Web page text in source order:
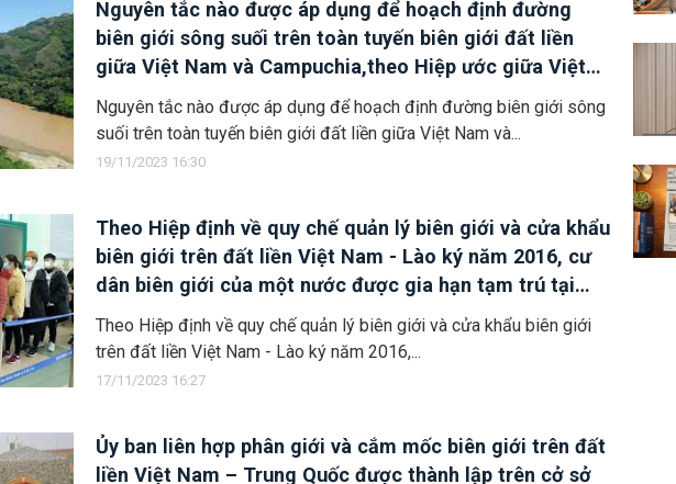
Nguyên tắc nào được áp dụng để hoạch định đường
biên giới sông suối trên toàn tuyến biên giới đất liền
giữa Việt Nam và Campuchia,theo Hiệp ước giữa Việt
Nam và Campuchia bổ sung Hiệp ước hoạch định biên
giới quốc gia năm 1985 ký năm 2005?
Nguyên tắc nào được áp dụng để hoạch định đường biên giới sông
suối trên toàn tuyến biên giới đất liền giữa Việt Nam và...
19/11/2023 16:30
Theo Hiệp định về quy chế quản lý biên giới và cửa khẩu
biên giới trên đất liền Việt Nam - Lào ký năm 2016, cư
dân biên giới của một nước được gia hạn tạm trú tại
khu vực biên giới của nước kia bao nhiêu lần và trong
thời gian bao lâu?
Theo Hiệp định về quy chế quản lý biên giới và cửa khẩu biên giới
trên đất liền Việt Nam - Lào ký năm 2016,...
17/11/2023 16:27
Ủy ban liên hợp phân giới và cắm mốc biên giới trên đất
liền Việt Nam – Trung Quốc được thành lập trên cở sở